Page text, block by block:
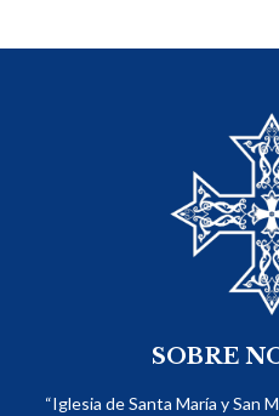
SOBRE
“Iglesia de Santa María y San